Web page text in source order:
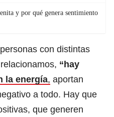
y por qué genera sentimiento
con distintas
“hay
la energía, aportan
a todo. Hay que
que generen